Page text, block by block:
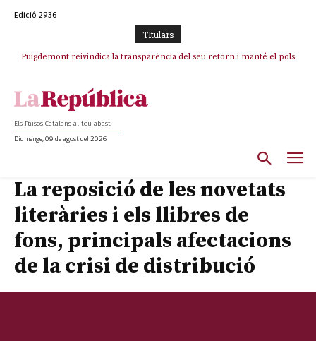
Edició 2936
TItulars
Puigdemont reivindica la transparència del seu retorn i manté el pols
Portugal acusa Espanya de provocar un “efecte crida” massiu per la seva
Els Països Catalans al teu abast
Diumenge, 09 de agost del 2026
La reposició de les novetats
literàries i els llibres de
fons, principals afectacions
de la crisi de distribució